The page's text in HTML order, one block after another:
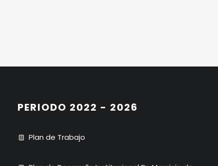
PERIODO 2022 - 2026
Plan de Trabajo